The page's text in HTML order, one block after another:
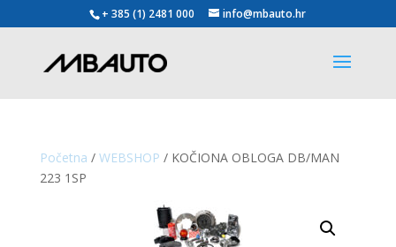
+ 385 (1) 2481 000 info@mbauto.hr
Početna / WEBSHOP / KOČIONA OBLOGA DB/MAN
223 1SP